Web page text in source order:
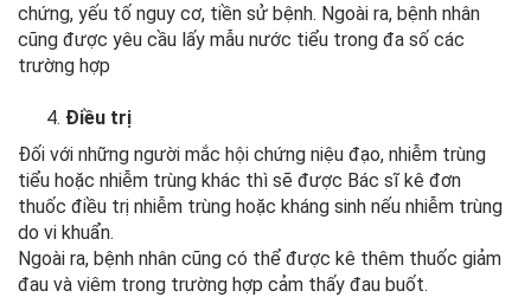
chứng, yếu tố nguy cơ, tiền sử bệnh. Ngoài ra, bệnh nhân
cũng được yêu cầu lấy mẫu nước tiểu trong đa số các
trường hợp
Điều trị
Đối với những người mắc hội chứng niệu đạo, nhiễm trùng
tiểu hoặc nhiễm trùng khác thì sẽ được Bác sĩ kê đơn
thuốc điều trị nhiễm trùng hoặc kháng sinh nếu nhiễm trùng
do vi khuẩn.
Ngoài ra, bệnh nhân cũng có thể được kê thêm thuốc giảm
đau và viêm trong trường hợp cảm thấy đau buốt.